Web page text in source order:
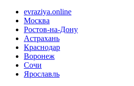
evraziya.online
Москва
Ростов-на-Дону
Астрахань
Краснодар
Воронеж
Сочи
Ярославль